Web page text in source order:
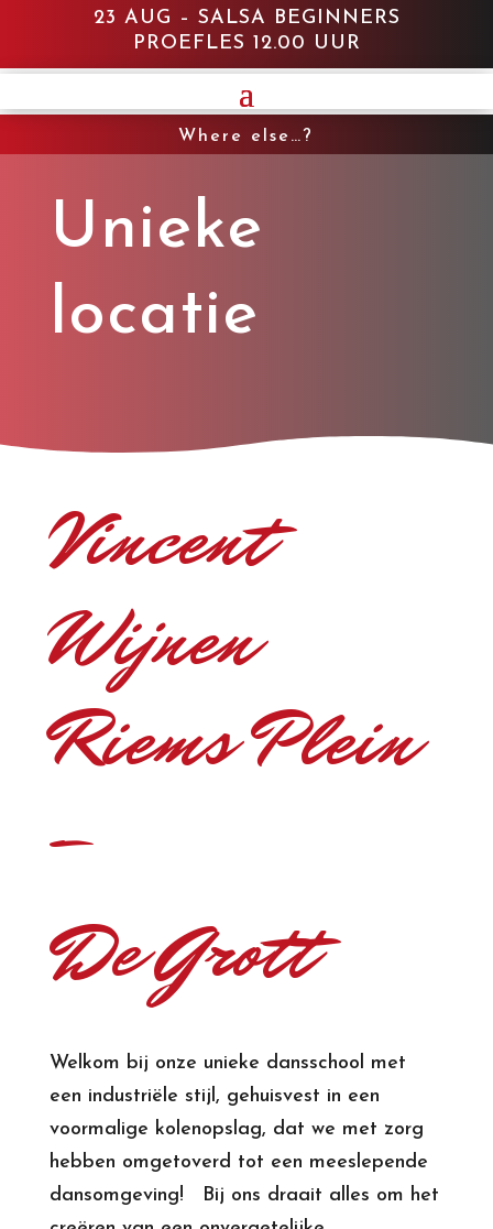
23 AUG – SALSA BEGINNERS
PROEFLES 12.00 UUR
Where else…?
Unieke
locatie
Vincent
Wijnen
Riems Plein
–
De Grott
Welkom bij onze unieke dansschool met
een industriële stijl, gehuisvest in een
voormalige kolenopslag, dat we met zorg
hebben omgetoverd tot een meeslepende
dansomgeving! Bij ons draait alles om het